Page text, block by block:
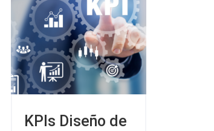
KPIs Diseño de